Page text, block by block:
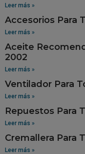
Leer más »
Accesorios Para
Leer más »
Aceite
2002
Leer más »
Ventilador Para
Leer más »
Repuestos Para
Leer más »
Cremallera Para
Leer más »